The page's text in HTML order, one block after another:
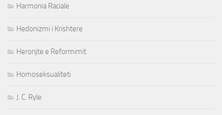
Harmonia Raciale
Hedonizmi i Krishtere
Heronjte e Reformimit
Homoseksualiteti
J. C. Ryle